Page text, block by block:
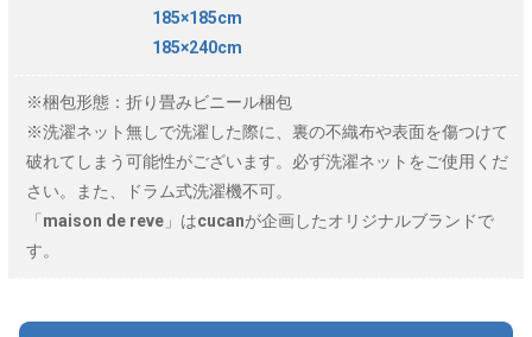
185×185cm
185×240cm
※梱包形態：折り畳みビニール梱包
※洗濯ネット無しで洗濯した際に、裏の不織布や表面を傷つけて
破れてしまう可能性がございます。必ず洗濯ネットをご使用くだ
さい。また、ドラム式洗濯機不可。
「maison de reve」はcucanが企画したオリジナルブランドで
す。